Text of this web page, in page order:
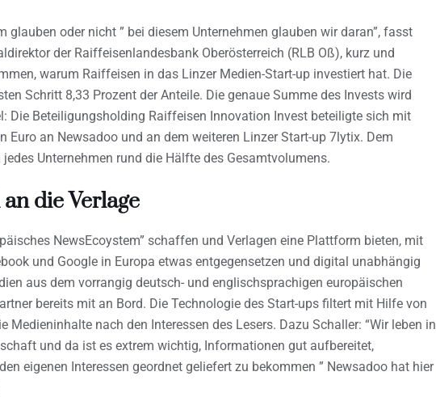
glauben oder nicht ” bei diesem Unternehmen glauben wir daran”, fasst
der Raiffeisenlandesbank Oberösterreich (RLB Oß), kurz und
warum Raiffeisen in das Linzer Medien-Start-up investiert hat. Die
Schritt 8,33 Prozent der Anteile. Die genaue Summe des Invests wird
Die Beteiligungsholding Raiffeisen Innovation Invest beteiligte sich mit
Euro an Newsadoo und an dem weiteren Linzer Start-up 7lytix. Dem
Unternehmen rund die Hälfte des Gesamtvolumens.
die Verlage
NewsEcoystem” schaffen und Verlagen eine Plattform bieten, mit
und Google in Europa etwas entgegensetzen und digital unabhängig
aus dem vorrangig deutsch- und englischsprachigen europäischen
bereits mit an Bord. Die Technologie des Start-ups filtert mit Hilfe von
Medieninhalte nach den Interessen des Lesers. Dazu Schaller: “Wir leben in
und da ist es extrem wichtig, Informationen gut aufbereitet,
eigenen Interessen geordnet geliefert zu bekommen ” Newsadoo hat hier